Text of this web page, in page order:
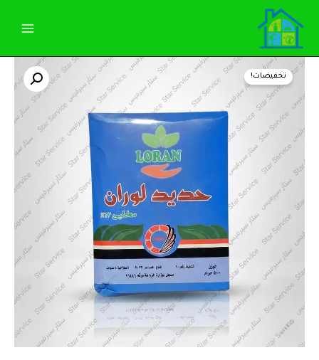
المحتوى
تخفيضات!
السعر
الأصلي
هو:
60,00 EGP.
السعر
الحالي
هو:
55,00 EGP.
كمية
سماد
حديد
مخلبي
من
شركة
لوران
سريع
الذوبان